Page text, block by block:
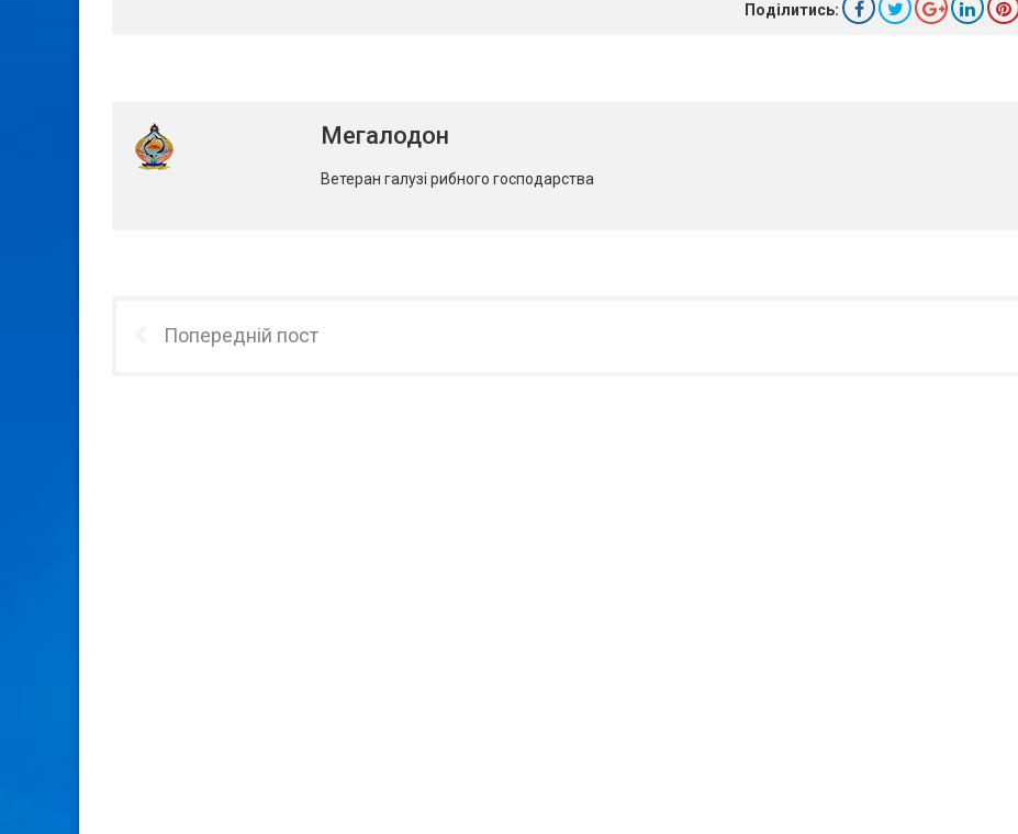
Поділитись:
Мегалодон
Ветеран галузі рибного господарства
Попередній пост